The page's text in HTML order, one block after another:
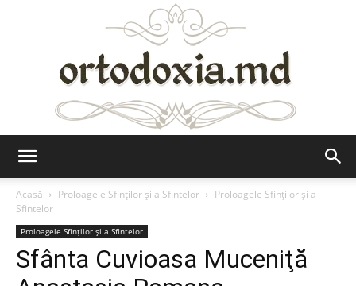
Acasă
Proloagele Sfinților și a Sfintelor
Proloagele Sfinților și a
Sfintelor
Proloagele Sfinților și a Sfintelor
Sfânta Cuvioasa Muceniţă